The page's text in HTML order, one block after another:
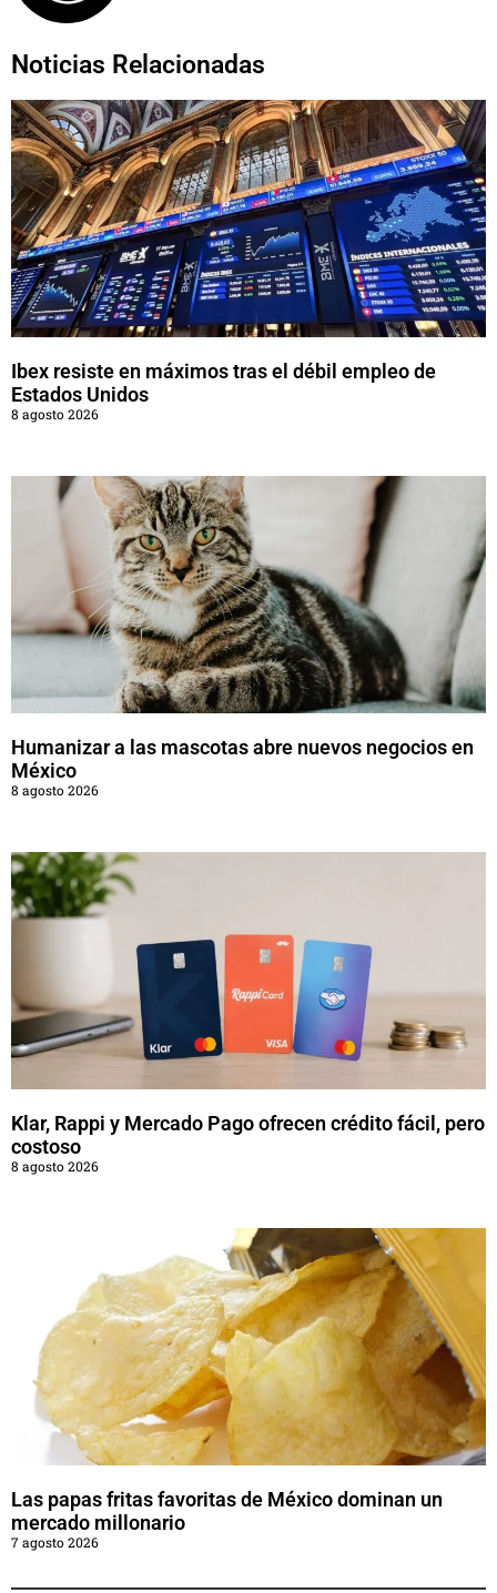
Noticias Relacionadas
Ibex resiste en máximos tras el débil empleo de
Estados Unidos
8 agosto 2026
Humanizar a las mascotas abre nuevos negocios en
México
8 agosto 2026
Klar, Rappi y Mercado Pago ofrecen crédito fácil, pero
costoso
8 agosto 2026
Las papas fritas favoritas de México dominan un
mercado millonario
7 agosto 2026